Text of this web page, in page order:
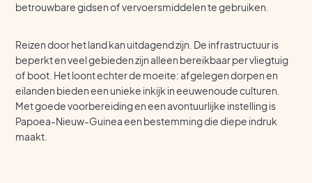
betrouwbare gidsen of vervoersmiddelen te gebruiken.
Reizen door het land kan uitdagend zijn. De infrastructuur is
beperkt en veel gebieden zijn alleen bereikbaar per vliegtuig
of boot. Het loont echter de moeite: afgelegen dorpen en
eilanden bieden een unieke inkijk in eeuwenoude culturen.
Met goede voorbereiding en een avontuurlijke instelling is
Papoea-Nieuw-Guinea een bestemming die diepe indruk
maakt.